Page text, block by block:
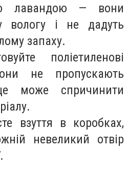
лавандою — вони
вологу і не дадуть
запаху.
поліетиленові
не пропускають
може спричинити
взуття в коробках,
невеликий отвір